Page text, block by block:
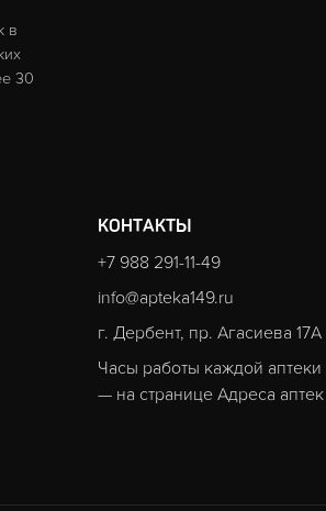
в
30
КОНТАКТЫ
+7 988 291-11-49
info@apteka149.ru
г. Дербент, пр. Агасиева 17А
Часы работы каждой аптеки
— на странице Адреса аптек